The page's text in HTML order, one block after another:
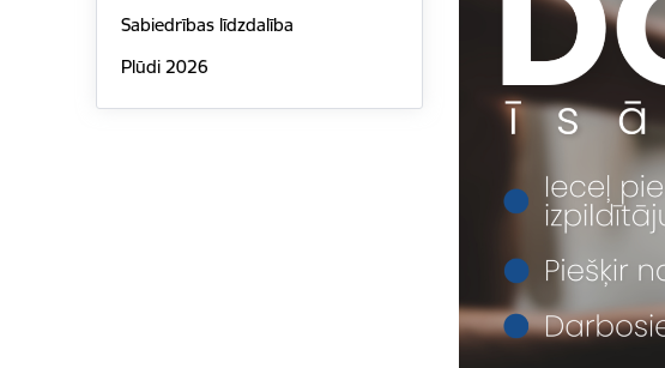
Sabiedrības līdzdalība
Plūdi 2026